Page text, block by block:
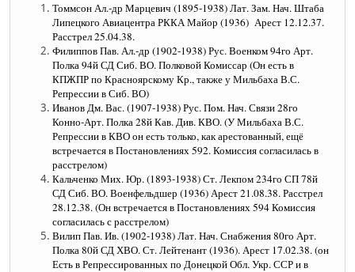
Томмсон Ал.-др Марцевич (1895-1938) Лат. Зам. Нач. Штаба
Липецкого Авиацентра РККА Майор (1936) Арест 12.12.37.
Расстрел 25.04.38.
Филиппов Пав. Ал.-др (1902-1938) Рус. Военком 94го Арт.
Полка 94й СД Сиб. ВО. Полковой Комиссар (Он есть в
КПЖПР по Красноярскому Кр., также у Мильбаха В.С.
Репрессии в Сиб. ВО)
Иванов Дм. Вас. (1907-1938) Рус. Пом. Нач. Связи 28го
Конно-Арт. Полка 28й Кав. Див. КВО. (У Мильбаха В.С.
Репрессии в КВО он есть только, как арестованный, ещё
встречается в Постановлениях 592. Комиссия согласилась в
расстрелом)
Кальченко Мих. Юр. (1893-1938) Ст. Лекпом 234го СП 78й
СД Сиб. ВО. Военфельдшер (1936) Арест 21.08.38. Расстрел
28.12.38. (Он встречается в Постановлениях 594 Комиссия
согласилась с расстрелом)
Вилип Пав. Ив. (1902-1938) Лат. Нач. Снабжения 80го Арт.
Полка 80й СД ХВО. Ст. Лейтенант (1936). Арест 17.02.38. (он
Есть в Репрессированных по Донецкой Обл. Укр. ССР и в